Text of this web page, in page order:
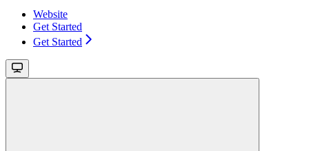
Website
Get Started
Get Started